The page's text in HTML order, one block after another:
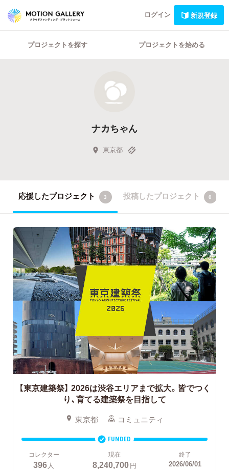
ログイン 新規登録
プロジェクトを探す プロジェクトを始める
ナカちゃん
東京都
応援したプロジェクト 3 投稿したプロジェクト 0
【東京建築祭】 2026は渋谷エリアまで拡大。皆でつく
り、育てる建築祭を目指して
東京都 コミュニティ
FUNDED
コレクター
396 人
現在
8,240,700円
終了
2026/06/01